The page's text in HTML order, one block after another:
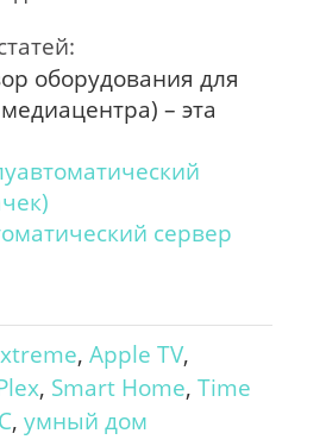
оборудования для
– эта
сервер
, Apple TV,
, Smart Home, Time
, умный дом